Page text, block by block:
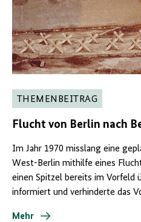
THEMENBEITRAG
Flucht von Berlin nach
Im Jahr 1970 misslang eine
West-Berlin mithilfe eines
einen Spitzel bereits im Vorfeld
informiert und verhinderte das
Mehr